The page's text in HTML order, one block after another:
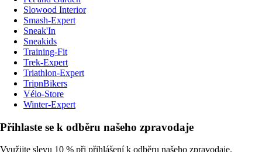
Slowood Interior
Smash-Expert
Sneak'In
Sneakids
Training-Fit
Trek-Expert
Triathlon-Expert
TripnBikers
Vélo-Store
Winter-Expert
Přihlaste se k odběru našeho zpravodaje
Využijte slevu 10 % při přihlášení k odběru našeho zpravodaje.